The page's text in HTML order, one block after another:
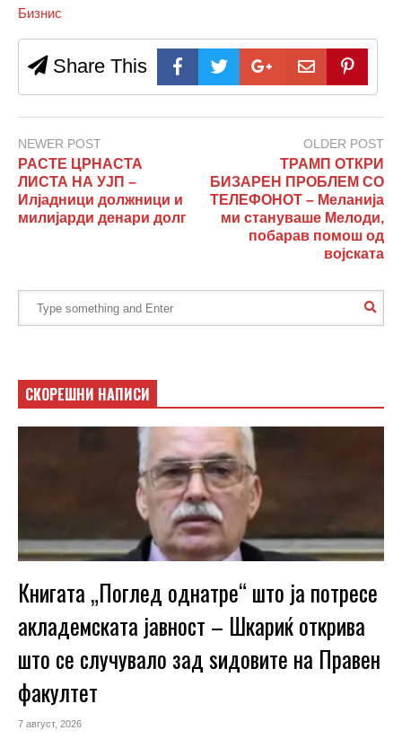
Бизнис
Share This
NEWER POST
РАСТЕ ЦРНАСТА
ЛИСТА НА УЈП –
Илјадници должници и
милијарди денари долг
OLDER POST
ТРАМП ОТКРИ
БИЗАРЕН ПРОБЛЕМ СО
ТЕЛЕФОНОТ – Меланија
ми стануваше Мелоди,
побарав помош од
војската
СКОРЕШНИ НАПИСИ
Книгата „Поглед однатре“ што ја потресе
акладемската јавност – Шкариќ открива
што се случувало зад ѕидовите на Правен
факултет
7 август, 2026